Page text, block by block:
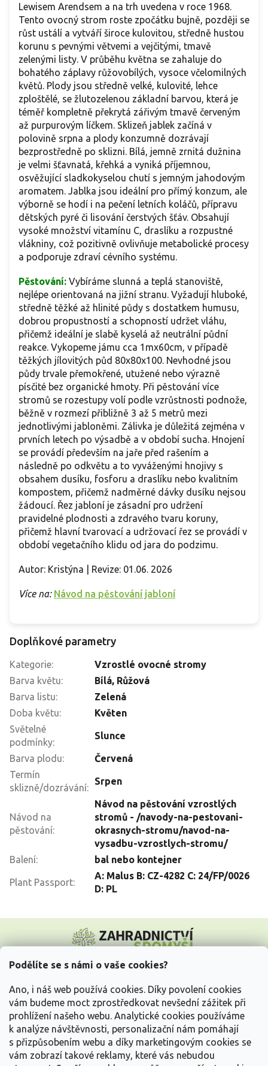
Podělíte se s námi o vaše cookies?
Ano, i náš web používá cookies. Díky povolení cookies
vám budeme moct zprostředkovat nevšední zážitek při
prohlížení našeho webu. Analytické cookies používáme
k analýze návštěvnosti, personalizační nám pomáhají
s přizpůsobením webu a díky marketingovým cookies se
vám zobrazí takové reklamy, které vás nebudou
Lewisem Arendsem a na trh uvedena v roce 1968.
Tento ovocný strom roste zpočátku bujně, později se
růst ustálí a vytváří široce kulovitou, středně hustou
korunu s pevnými větvemi a vejčitými, tmavě
zelenými listy. V průběhu května se zahaluje do
bohatého záplavy růžovobílých, vysoce včelomilných
květů. Plody jsou středně velké, kulovité, lehce
zploštělé, se žlutozelenou základní barvou, která je
téměř kompletně překrytá zářivým tmavě červeným
až purpurovým líčkem. Sklizeň jablek začíná v
polovině srpna a plody konzumně dozrávají
bezprostředně po sklizni. Bílá, jemně zrnitá dužnina
je velmi šťavnatá, křehká a vyniká příjemnou,
osvěžující sladkokyselou chutí s jemným jahodovým
aromatem. Jablka jsou ideální pro přímý konzum, ale
výborně se hodí i na pečení letních koláčů, přípravu
dětských pyré či lisování čerstvých šťáv. Obsahují
vysoké množství vitamínu C, draslíku a rozpustné
vlákniny, což pozitivně ovlivňuje metabolické procesy
a podporuje zdraví cévního systému.
Pěstování: Vybíráme slunná a teplá stanoviště,
nejlépe orientovaná na jižní stranu. Vyžadují hluboké,
středně těžké až hlinité půdy s dostatkem humusu,
dobrou propustností a schopností udržet vláhu,
přičemž ideální je slabě kyselá až neutrální půdní
reakce. Vykopeme jámu cca 1mx60cm, v případě
těžkých jílovitých půd 80x80x100. Nevhodné jsou
půdy trvale přemokřené, utužené nebo výrazně
písčité bez organické hmoty. Při pěstování více
stromů se rozestupy volí podle vzrůstnosti podnože,
běžně v rozmezí přibližně 3 až 5 metrů mezi
jednotlivými jabloněmi. Zálivka je důležitá zejména v
prvních letech po výsadbě a v období sucha. Hnojení
se provádí především na jaře před rašením a
následně po odkvětu a to vyváženými hnojivy s
obsahem dusíku, fosforu a draslíku nebo kvalitním
kompostem, přičemž nadměrné dávky dusíku nejsou
žádoucí. Řez jabloní je zásadní pro udržení
pravidelné plodnosti a zdravého tvaru koruny,
přičemž hlavní tvarovací a udržovací řez se provádí v
období vegetačního klidu od jara do podzimu.
Autor: Kristýna | Revize: 01.06. 2026
Více na: Návod na pěstování jabloní
Doplňkové parametry
Kategorie:
Vzrostlé ovocné stromy
Barva květu:
Bílá, Růžová
Barva listu:
Zelená
Doba květu:
Květen
Světelné
podmínky:
Slunce
Barva plodu:
Červená
Termín
sklizně/dozrávání:
Srpen
Návod na
pěstování:
Návod na pěstování vzrostlých
stromů - /navody-na-pestovani-
okrasnych-stromu/navod-na-
vysadbu-vzrostlych-stromu/
Balení: bal nebo kontejner
Plant Passport:
A: Malus B: CZ-4282 C: 24/FP/0026
D: PL
p
Vše o nákupu
Informace pro Vás
Kontakujte nás